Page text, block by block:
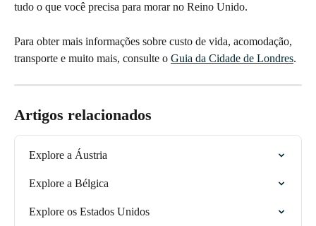
tudo o que você precisa para morar no Reino Unido.
Para obter mais informações sobre custo de vida, acomodação,
transporte e muito mais, consulte o Guia da Cidade de Londres.
Artigos relacionados
Explore a Áustria
Explore a Bélgica
Explore os Estados Unidos